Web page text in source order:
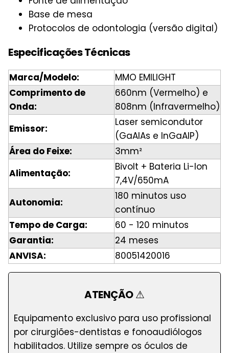
Base de mesa
Protocolos de odontologia (versão digital)
Especificações Técnicas
Marca/Modelo:
MMO EMILIGHT
Comprimento de
Onda:
660nm (Vermelho) e
808nm (Infravermelho)
Emissor:
Laser semicondutor
(GaAlAs e InGaAlP)
Área do Feixe:
3mm²
Alimentação:
Bivolt + Bateria Li-Ion
7,4V/650mA
Autonomia:
180 minutos uso
contínuo
Tempo de Carga:
60 - 120 minutos
Garantia:
24 meses
ANVISA:
80051420016
ATENÇÃO⚠
Equipamento exclusivo para uso profissional
por cirurgiões-dentistas e fonoaudiólogos
habilitados. Utilize sempre os óculos de